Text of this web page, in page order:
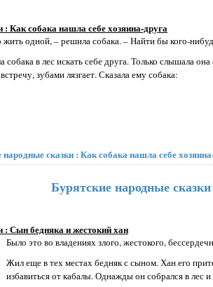
: Как собака нашла себе хозяина-друга
одной, – решила собака. – Найти бы кого-
собака в лес искать себе друга. Только слышала
зубами лязгает. Сказала ему собака:
народные сказки : Как собака нашла себе
Бурятские народные
: Сын бедняка и жестокий хан
Было это во владениях злого, жестокого,
Жил еще в тех местах бедняк с сыном. Хан его
избавиться от кабалы. Однажды он собрался в лес